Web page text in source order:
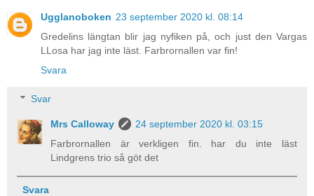
Ugglanoboken 23 september 2020 kl. 08:14
Gredelins längtan blir jag nyfiken på, och just den Vargas
LLosa har jag inte läst. Farbrornallen var fin!
Svara
Svar
Mrs Calloway
24 september 2020 kl. 03:15
Farbrornallen är verkligen fin. har du inte läst
Lindgrens trio så göt det
Svara